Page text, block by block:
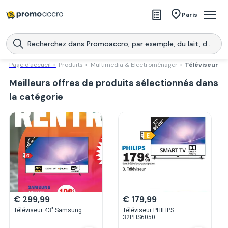
Paris
Magasins
Produits
Télécharge l’application
Promoaccro
Télécharger
Page d'accueil > Produits > Multimedia & Electroménager > Téléviseur
Meilleurs offres de produits sélectionnés dans
la catégorie
€ 299,99
Téléviseur 43" Samsung
€ 179,99
Téléviseur PHILIPS
32PHS6050